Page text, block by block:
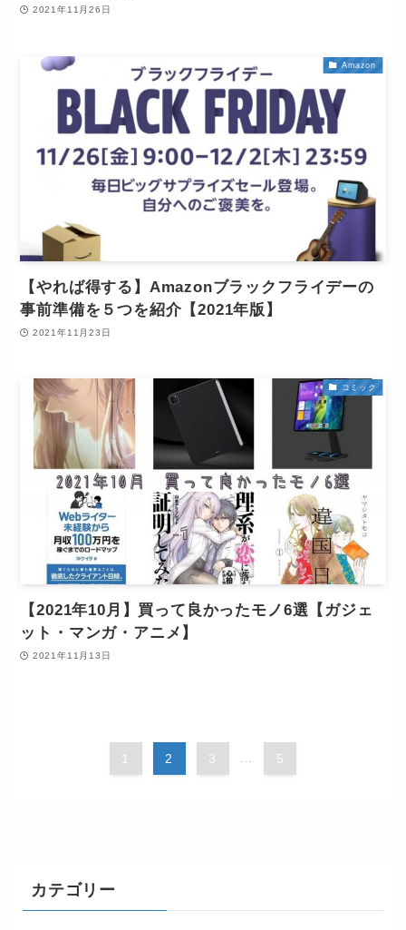
2021年11月26日
Amazon
【やれば得する】Amazonブラックフライデーの
事前準備を５つを紹介【2021年版】
2021年11月23日
コミック
【2021年10月】買って良かったモノ6選【ガジェ
ット・マンガ・アニメ】
2021年11月13日
1 2 3 ... 5
カテゴリー